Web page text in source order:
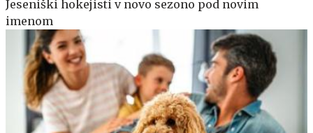
Jeseniški hokejisti v novo sezono pod novim
imenom